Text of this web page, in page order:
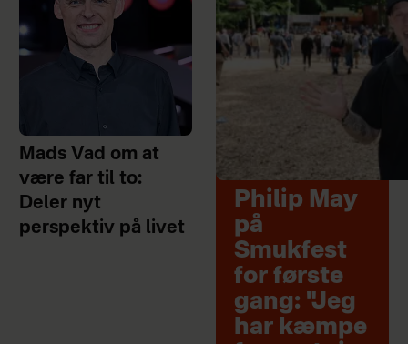
Mads Vad om at
være far til to:
Deler nyt
perspektiv på livet
Philip May
på
Smukfest
for første
gang: "Jeg
har kæmpe